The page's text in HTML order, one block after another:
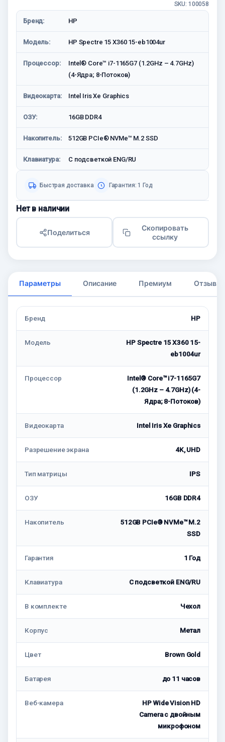
SKU: 100058
Бренд: HP
Модель: HP Spectre 15 X360 15-eb1004ur
Процессор:
Intel® Core™ i7-1165G7 (1.2GHz – 4.7GHz)
(4-Ядра; 8-Потоков)
Видеокарта: Intel Iris Xe Graphics
ОЗУ: 16GB DDR4
Накопитель: 512GB PCIe® NVMe™ M.2 SSD
Клавиатура: С подсветкой ENG/RU
Быстрая доставка Гарантия: 1 Год
Нет в наличии
Поделиться
Скопировать
ссылку
Параметры Описание Премиум Отзывы
Бренд HP
Модель
HP Spectre 15 X360 15-
eb1004ur
Процессор
Intel® Core™ i7-1165G7
(1.2GHz – 4.7GHz) (4-
Ядра; 8-Потоков)
Видеокарта Intel Iris Xe Graphics
Разрешение экрана 4K, UHD
Тип матрицы IPS
ОЗУ 16GB DDR4
Накопитель
512GB PCIe® NVMe™ M.2
SSD
Гарантия 1 Год
Клавиатура С подсветкой ENG/RU
В комплекте Чехол
Корпус Метал
Цвет Brown Gold
Батарея до 11 часов
Веб-камера
HP Wide Vision HD
Camera с двойным
микрофоном